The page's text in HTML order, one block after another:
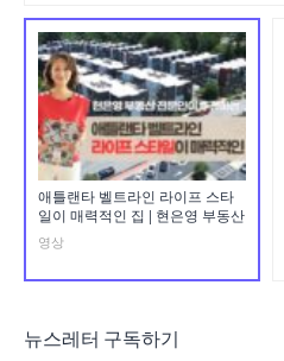
애틀랜타 벨트라인 라이프 스타
일이 매력적인 집 | 현은영 부동산
영상
뉴스레터 구독하기